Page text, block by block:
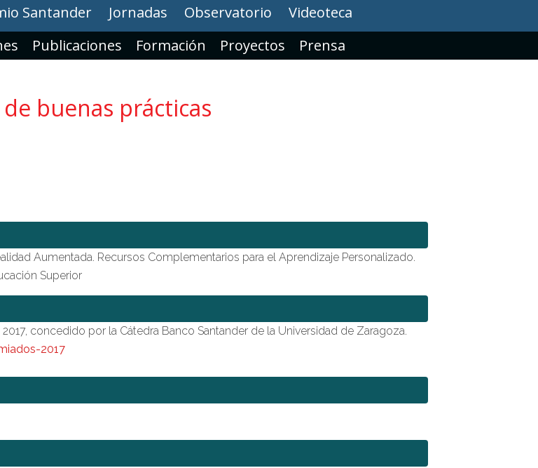
Santander Jornadas Observatorio
Videoteca
Publicaciones Formación Proyectos Prensa
buenas prácticas
Aumentada. Recursos Complementarios para el Aprendizaje Personalizado.
Superior
concedido por la Cátedra Banco Santander de la Universidad de Zaragoza.
2017